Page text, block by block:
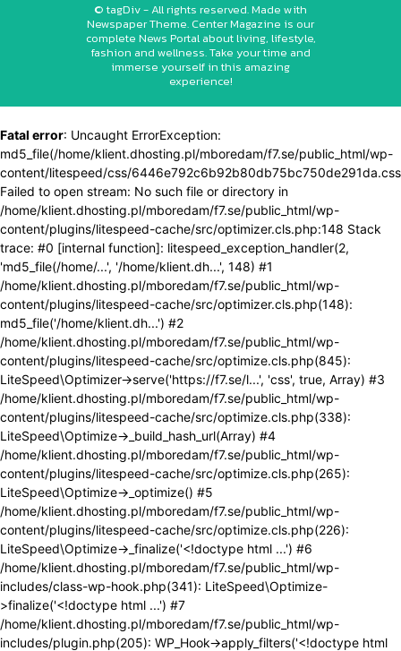
© tagDiv - All rights reserved. Made with
Newspaper Theme. Center Magazine is our
complete News Portal about living, lifestyle,
fashion and wellness. Take your time and
immerse yourself in this amazing
experience!
Fatal error: Uncaught ErrorException:
md5_file(/home/klient.dhosting.pl/mboredam/f7.se/public_html/wp-
content/litespeed/css/
Failed to open stream: No such file or directory in
/home/klient.dhosting.pl/mboredam/f7.se/public_html/wp-
content/plugins/litespeed-cache/src/optimizer.cls.php:148 Stack
trace: #0 [internal function]: litespeed_exception_handler(2,
'md5_file(/home/...', '/home/klient.dh...', 148) #1
/home/klient.dhosting.pl/mboredam/f7.se/public_html/wp-
content/plugins/litespeed-cache/src/optimizer.cls.php(148):
md5_file('/home/klient.dh...') #2
/home/klient.dhosting.pl/mboredam/f7.se/public_html/wp-
content/plugins/litespeed-cache/src/optimize.cls.php(845):
LiteSpeed\Optimizer->serve('https://f7.se/l...', 'css', true, Array) #3
/home/klient.dhosting.pl/mboredam/f7.se/public_html/wp-
content/plugins/litespeed-cache/src/optimize.cls.php(338):
LiteSpeed\Optimize->_build_hash_url(Array) #4
/home/klient.dhosting.pl/mboredam/f7.se/public_html/wp-
content/plugins/litespeed-cache/src/optimize.cls.php(265):
LiteSpeed\Optimize->_optimize() #5
/home/klient.dhosting.pl/mboredam/f7.se/public_html/wp-
content/plugins/litespeed-cache/src/optimize.cls.php(226):
LiteSpeed\Optimize->_finalize('<!doctype html ...') #6
/home/klient.dhosting.pl/mboredam/f7.se/public_html/wp-
includes/class-wp-hook.php(341): LiteSpeed\Optimize-
>finalize('<!doctype html ...') #7
/home/klient.dhosting.pl/mboredam/f7.se/public_html/wp-
includes/plugin.php(205): WP_Hook->apply_filters('<!doctype html